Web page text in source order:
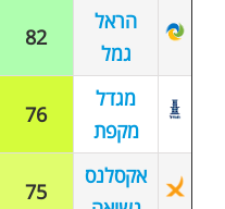
הראל
גמל
82
מגדל
מקפת
76
אקסלנס
75